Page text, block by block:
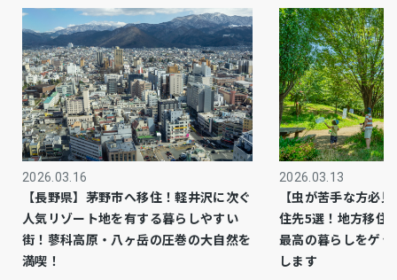
駐車場 有
上水道 公共
下水道 公共
ガス
都市計画 －
用途地域
2026.03.16
【長野県】茅野市へ移住！軽井沢に次ぐ
人気リゾート地を有する暮らしやすい
街！蓼科高原・八ヶ岳の圧巻の大自然を
満喫！
2026.03.13
【虫が苦手な方必
住先5選！地方移住
最高の暮らしをゲ
します